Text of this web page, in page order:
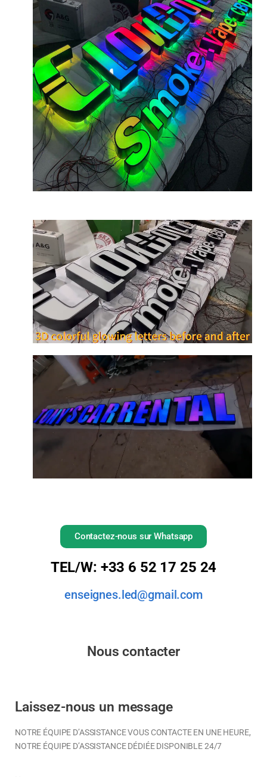
Contactez-nous sur Whatsapp
TEL/W: +33 6 52 17 25 24
enseignes.led@gmail.com
Nous contacter
Laissez-nous un message
NOTRE ÉQUIPE D’ASSISTANCE VOUS CONTACTE EN UNE HEURE,
NOTRE ÉQUIPE D’ASSISTANCE DÉDIÉE DISPONIBLE 24/7